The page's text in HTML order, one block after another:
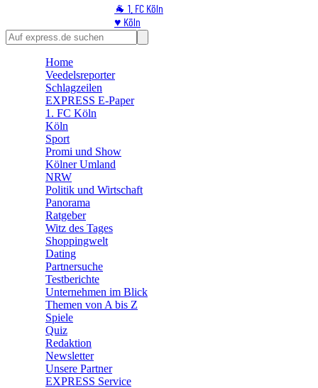
🐐 1. FC Köln
♥️ Köln
⭐ Promi
🛒 Shoppingwelt
Home
Veedelsreporter
Schlagzeilen
EXPRESS E-Paper
1. FC Köln
Köln
Sport
Promi und Show
Kölner Umland
NRW
Politik und Wirtschaft
Panorama
Ratgeber
Witz des Tages
Shoppingwelt
Dating
Partnersuche
Testberichte
Unternehmen im Blick
Themen von A bis Z
Spiele
Quiz
Redaktion
Newsletter
Unsere Partner
EXPRESS Service